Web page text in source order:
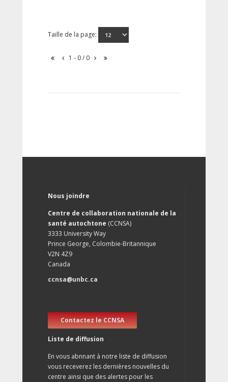
Taille de la page:
1 - 0 / 0
Nous joindre
Centre de collaboration nationale de la
santé autochtone (CCNSA)
3333 University Way
Prince George, Colombie-Britannique
V2N 4Z9
Canada
ccnsa@unbc.ca
Contactez le CCNSA
Liste de diffusion
En vous abnnant à notre liste de diffusion
vous receverez les dernières nouvelles du
centre ainsi que des alertes pour les